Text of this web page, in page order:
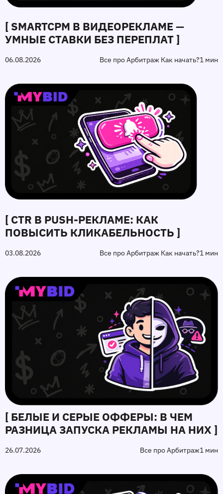
[ SMARTCPM В ВИДЕОРЕКЛАМЕ —
УМНЫЕ СТАВКИ БЕЗ ПЕРЕПЛАТ ]
06.08.2026 Все про Арбитраж Как начать?1 мин
[ CTR В PUSH-РЕКЛАМЕ: КАК
ПОВЫСИТЬ КЛИКАБЕЛЬНОСТЬ ]
03.08.2026 Все про Арбитраж Как начать?1 мин
[ БЕЛЫЕ И СЕРЫЕ ОФФЕРЫ: В ЧЕМ
РАЗНИЦА ЗАПУСКА РЕКЛАМЫ НА НИХ ]
26.07.2026 Все про Арбитраж1 мин